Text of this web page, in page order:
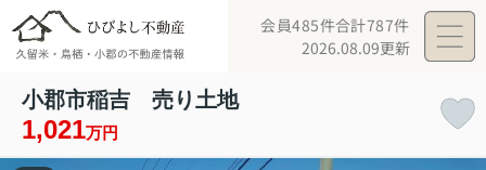
会員485件合計787件
2026.08.09更新
小郡市稲吉 売り土地
1,021万円